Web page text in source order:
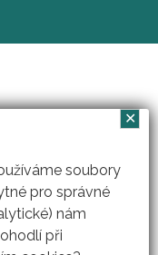
soubory
pro správné
nám
při
✕